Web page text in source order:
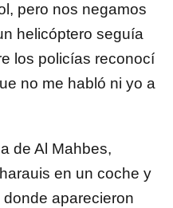
pero nos negamos
helicóptero seguía
los policías reconocí
no me habló ni yo a
de Al Mahbes,
en un coche y
aparecieron